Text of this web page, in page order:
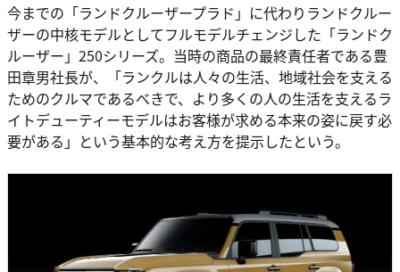
今までの「ランドクルーザープラド」に代わりランドクルー
ザーの中核モデルとしてフルモデルチェンジした「ランドク
ルーザー」250シリーズ。当時の商品の最終責任者である豊
田章男社長が、「ランクルは人々の生活、地域社会を支える
ためのクルマであるべきで、より多くの人の生活を支えるラ
イトデューティーモデルはお客様が求める本来の姿に戻す必
要がある」という基本的な考え方を提示したという。